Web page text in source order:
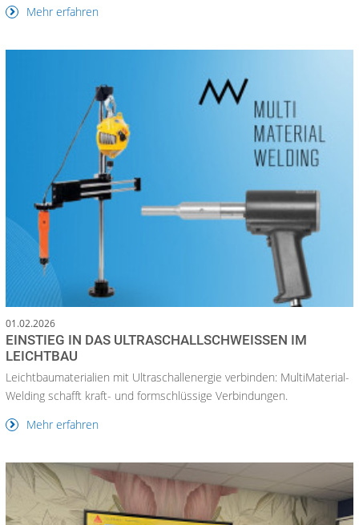
Mehr erfahren
01.02.2026
EINSTIEG IN DAS ULTRASCHALLSCHWEISSEN IM L
EICHTBAU
Leichtbaumaterialien mit Ultraschallenergie verbinden: MultiMaterial-
Welding schafft kraft- und formschlüssige Verbindungen.
Mehr erfahren